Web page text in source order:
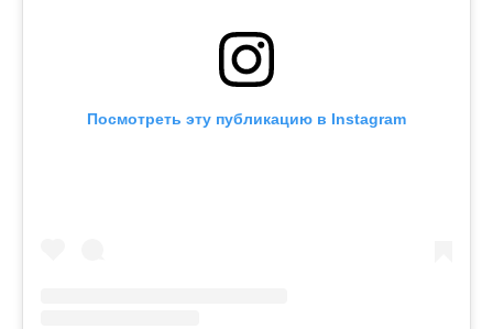
Посмотреть эту публикацию в Instagram